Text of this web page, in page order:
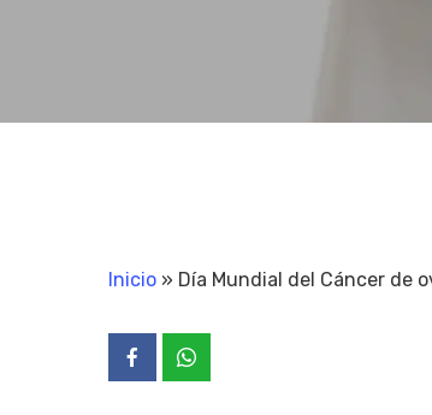
Inicio » Día Mundial del Cáncer de